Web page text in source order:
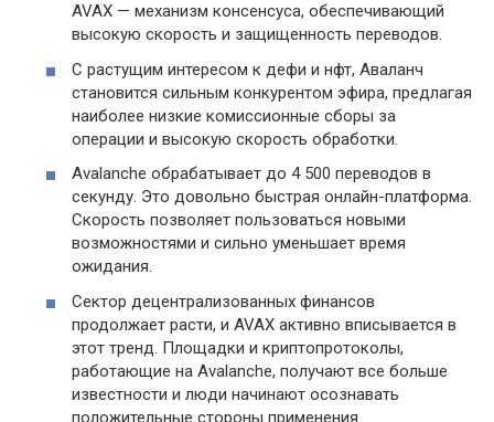
AVAX — механизм консенсуса, обеспечивающий
высокую скорость и защищенность переводов.
С растущим интересом к дефи и нфт, Аваланч
становится сильным конкурентом эфира, предлагая
наиболее низкие комиссионные сборы за
операции и высокую скорость обработки.
Avalanche обрабатывает до 4 500 переводов в
секунду. Это довольно быстрая онлайн-платформа.
Скорость позволяет пользоваться новыми
возможностями и сильно уменьшает время
ожидания.
Сектор децентрализованных финансов
продолжает расти, и AVAX активно вписывается в
этот тренд. Площадки и криптопротоколы,
работающие на Avalanche, получают все больше
известности и люди начинают осознавать
положительные стороны применения